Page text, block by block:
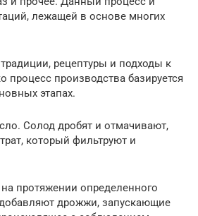
лежащей в основе многих
рецептуры и подходы к
процесс производства базируется
этапах.
Солод дробят и отмачивают,
который фильтруют и
протяжении определенного
дрожжи, запускающие